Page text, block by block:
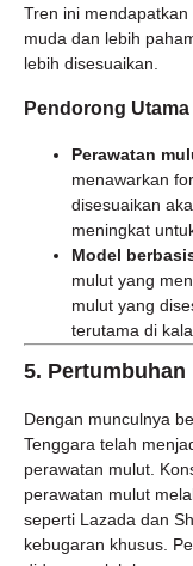
Tren ini
muda dan lebih
lebih disesuaikan.
Pendorong Utama
Perawatan
menawarkan
disesuaikan
meningkat
Model
mulut yang
mulut yang
terutama di
5. Pertumbuhan
Dengan munculnya
Tenggara telah
perawatan mulut.
perawatan mulut
seperti Lazada dan
kebugaran khusus.